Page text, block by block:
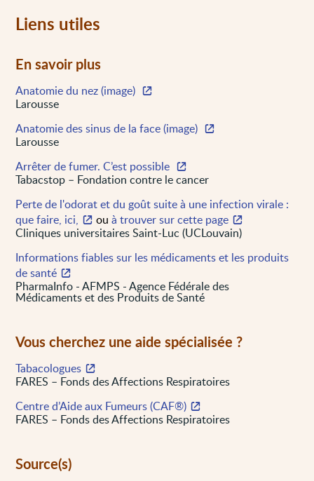
Liens utiles
En savoir plus
Anatomie du nez (image)
Larousse
Anatomie des sinus de la face (image)
Larousse
Arrêter de fumer. C’est possible
Tabacstop – Fondation contre le cancer
Perte de l'odorat et du goût suite à une infection virale :
que faire, ici,
ouà trouver sur cette page
Cliniques universitaires Saint-Luc (UCLouvain)
Informations fiables sur les médicaments et les produits
de santé
PharmaInfo - AFMPS - Agence Fédérale des
Médicaments et des Produits de Santé
Vous cherchez une aide spécialisée ?
Tabacologues
FARES – Fonds des Affections Respiratoires
Centre d’Aide aux Fumeurs (CAF®)
FARES – Fonds des Affections Respiratoires
Source(s)